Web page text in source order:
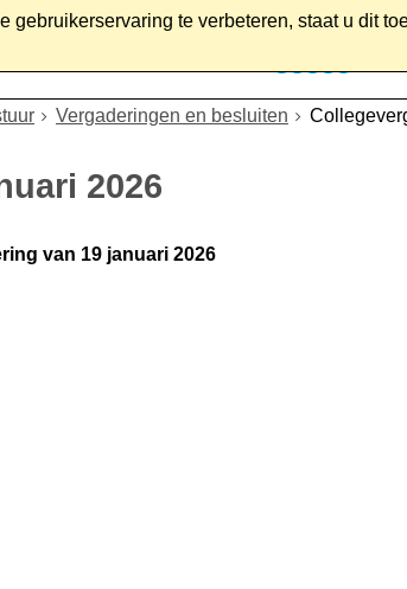
te verbeteren, staat u dit
Vergaderingen en besluiten
2026
van 19 januari 2026